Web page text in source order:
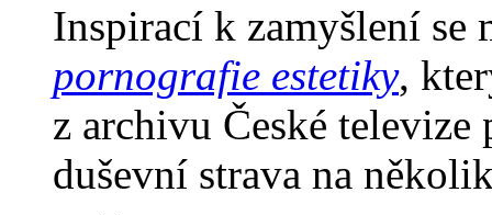
Inspirací k zamyšlení se
pornografie estetiky,
z archivu České
duševní strava na